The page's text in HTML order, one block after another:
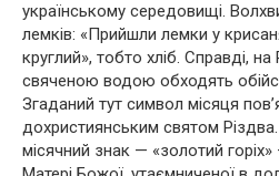
українському середовищі.
лемків: «Прийшли лемки у
круглий», тобто хліб. Справді,
свяченою водою обходять
Згаданий тут символ місяця
дохристиянським святом
місячний знак — «золотий